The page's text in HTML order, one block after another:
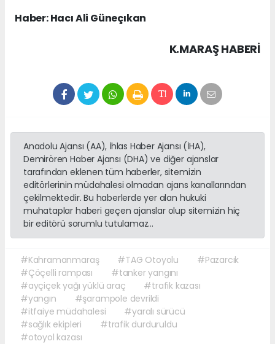
Haber: Hacı Ali Güneçıkan
K.MARAŞ HABERİ
Anadolu Ajansı (AA), İhlas Haber Ajansı (İHA),
Demirören Haber Ajansı (DHA) ve diğer ajanslar
tarafından eklenen tüm haberler, sitemizin
editörlerinin müdahalesi olmadan ajans kanallarından
çekilmektedir. Bu haberlerde yer alan hukuki
muhataplar haberi geçen ajanslar olup sitemizin hiç
bir editörü sorumlu tutulamaz...
#Kahramanmaraş #TAG Otoyolu
#Pazarcık
#Çöçelli rampası
#tanker yangını
#ayçiçek yağı yüklü araç
#trafik kazası
#yangın
#şarampole devrildi
#itfaiye müdahalesi
#yaralı sürücü
#sağlık ekipleri
#trafik durduruldu
#otoyol kazası